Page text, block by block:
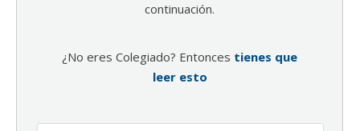
continuación.
¿No eres Colegiado? Entonces tienes que
leer esto